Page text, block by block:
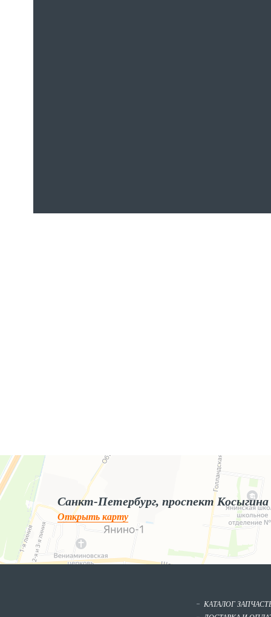
Яндекс.Карты
Яндекс.Карты — поиск мест и адресов, городской транспорт
Санкт-Петербург, проспект Косыгина
Открыть карту
КАТАЛОГ